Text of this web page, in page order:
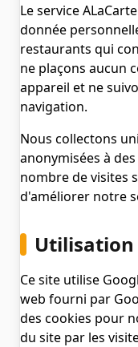
Le service
donnée
restaurants qui
ne plaçons aucun
appareil et ne
navigation.
Nous collectons
anonymisées à
nombre de visites
d'améliorer notre
Utilisation
Ce site utilise
web fourni par
des cookies pour
du site par les